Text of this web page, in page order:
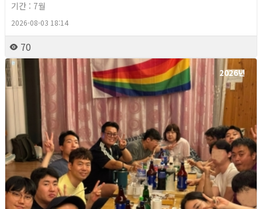
기간 : 7월
2026-08-03 18:14
70
2026년